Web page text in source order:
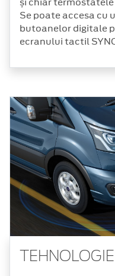
Se poate accesa cu
butoanelor digitale
ecranului tactil